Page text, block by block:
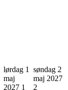
lørdag 1
maj
2027 1
søndag 2
maj 2027
2